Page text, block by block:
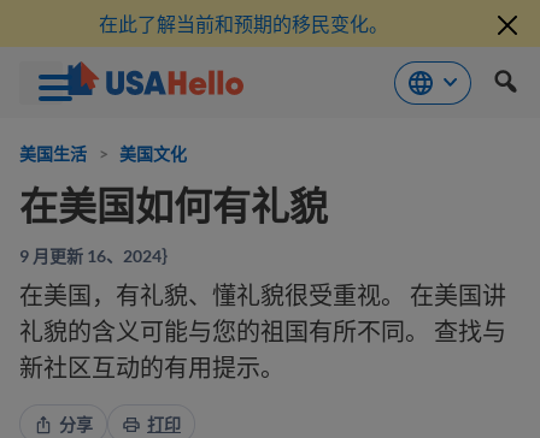
在此了解当前和预期的移民变化。
美国生活 > 美国文化
在美国如何有礼貌
9 月更新 16、2024｝
在美国，有礼貌、懂礼貌很受重视。 在美国讲
礼貌的含义可能与您的祖国有所不同。 查找与
新社区互动的有用提示。
分享 打印